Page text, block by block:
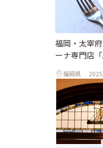
福岡・太宰
ーナ専門店
福岡県